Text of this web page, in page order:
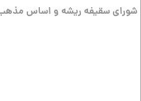
شورای سقیفه ریشه و اساس